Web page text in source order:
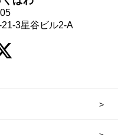
3星谷ビル2-A